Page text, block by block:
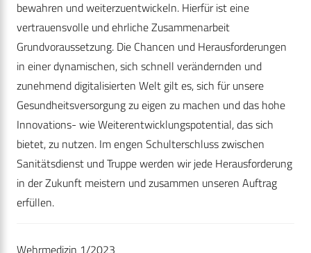
bewahren und weiterzuentwickeln. Hierfür ist eine
vertrauensvolle und ehrliche Zusammenarbeit
Grundvoraussetzung. Die Chancen und Herausforderungen
in einer dynamischen, sich schnell verändernden und
zunehmend digitalisierten Welt gilt es, sich für unsere
Gesundheitsversorgung zu eigen zu machen und das hohe
Innovations- wie Weiterentwicklungspotential, das sich
bietet, zu nutzen. Im engen Schulterschluss zwischen
Sanitätsdienst und Truppe werden wir jede Herausforderung
in der Zukunft meistern und zusammen unseren Auftrag
erfüllen.
Wehrmedizin 1/2023